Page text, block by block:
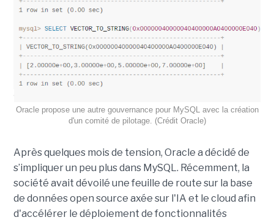
Oracle propose une autre gouvernance pour MySQL avec la création
d'un comité de pilotage. (Crédit Oracle)
Après quelques mois de tension, Oracle a décidé de
s’impliquer un peu plus dans MySQL. Récemment, la
société avait dévoilé une feuille de route sur la base
de données open source axée sur l'IA et le cloud afin
d'accélérer le déploiement de fonctionnalités